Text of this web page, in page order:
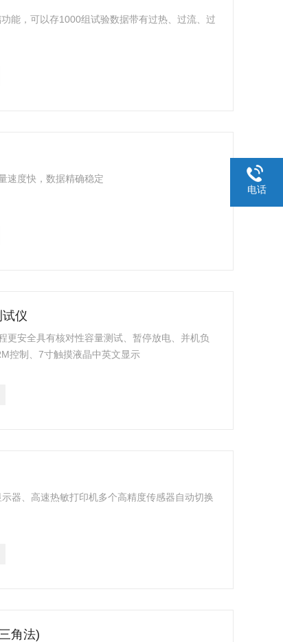
能，可以存1000组试验数据带有过热、过流、过
速度快，数据精确稳定
仪
更安全具有核对性容量测试、暂停放电、并机负
控制、7寸触摸液晶中英文显示
器、高速热敏打印机多个高精度传感器自动切换
角法)
电话